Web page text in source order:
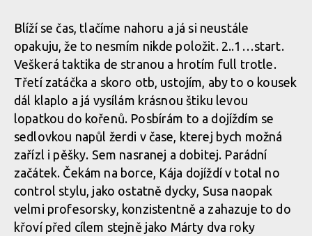
Blíží se čas, tlačíme nahoru a já si neustále
opakuju, že to nesmím nikde položit. 2..1…start.
Veškerá taktika de stranou a hrotím full trotle.
Třetí zatáčka a skoro otb, ustojím, aby to o kousek
dál klaplo a já vysílám krásnou štiku levou
lopatkou do kořenů. Posbírám to a dojíždím se
sedlovkou napůl žerdi v čase, kterej bych možná
zařízl i pěšky. Sem nasranej a dobitej. Parádní
začátek. Čekám na borce, Kája dojíždí v total no
control stylu, jako ostatně dycky, Susa naopak
velmi profesorsky, konzistentně a zahazuje to do
křoví před cílem stejně jako Márty dva roky